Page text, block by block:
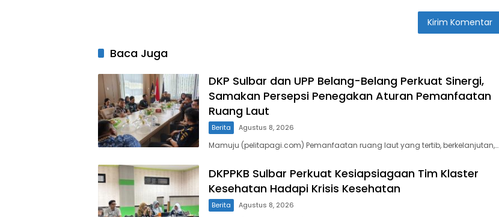
Baca Juga
DKP Sulbar dan UPP Belang-Belang Perkuat Sinergi,
Samakan Persepsi Penegakan Aturan Pemanfaatan
Ruang Laut
Berita Agustus 8, 2026
Mamuju (pelitapagi.com) Pemanfaatan ruang laut yang tertib, berkelanjutan,…
DKPPKB Sulbar Perkuat Kesiapsiagaan Tim Klaster
Kesehatan Hadapi Krisis Kesehatan
Berita Agustus 8, 2026